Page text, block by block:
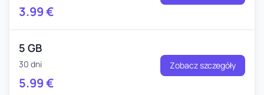
3.99€
5 GB
30 dni
5.99€
Zobacz szczegóły